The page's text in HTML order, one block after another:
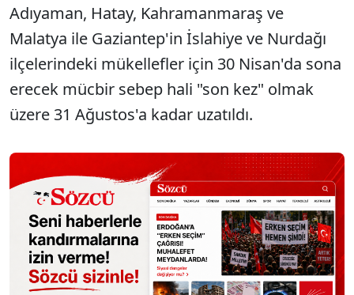
Adıyaman, Hatay, Kahramanmaraş ve
Malatya ile Gaziantep'in İslahiye ve Nurdağı
ilçelerindeki mükellefler için 30 Nisan'da sona
erecek mücbir sebep hali "son kez" olmak
üzere 31 Ağustos'a kadar uzatıldı.